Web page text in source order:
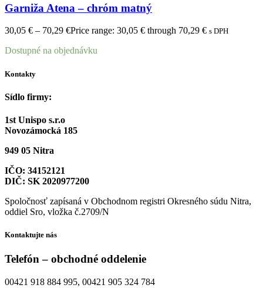
Garniža Atena – chróm matný
30,05 € – 70,29 €Price range: 30,05 € through 70,29 € s DPH
Dostupné na objednávku
Kontakty
Sídlo firmy:
1st Unispo s.r.o
Novozámocká 185
949 05 Nitra
IČO: 34152121
DIČ: SK 2020977200
Spoločnosť zapísaná v Obchodnom registri Okresného súdu Nitra,
oddiel Sro, vložka č.2709/N
Kontaktujte nás
Telefón – obchodné oddelenie
00421 918 884 995, 00421 905 324 784